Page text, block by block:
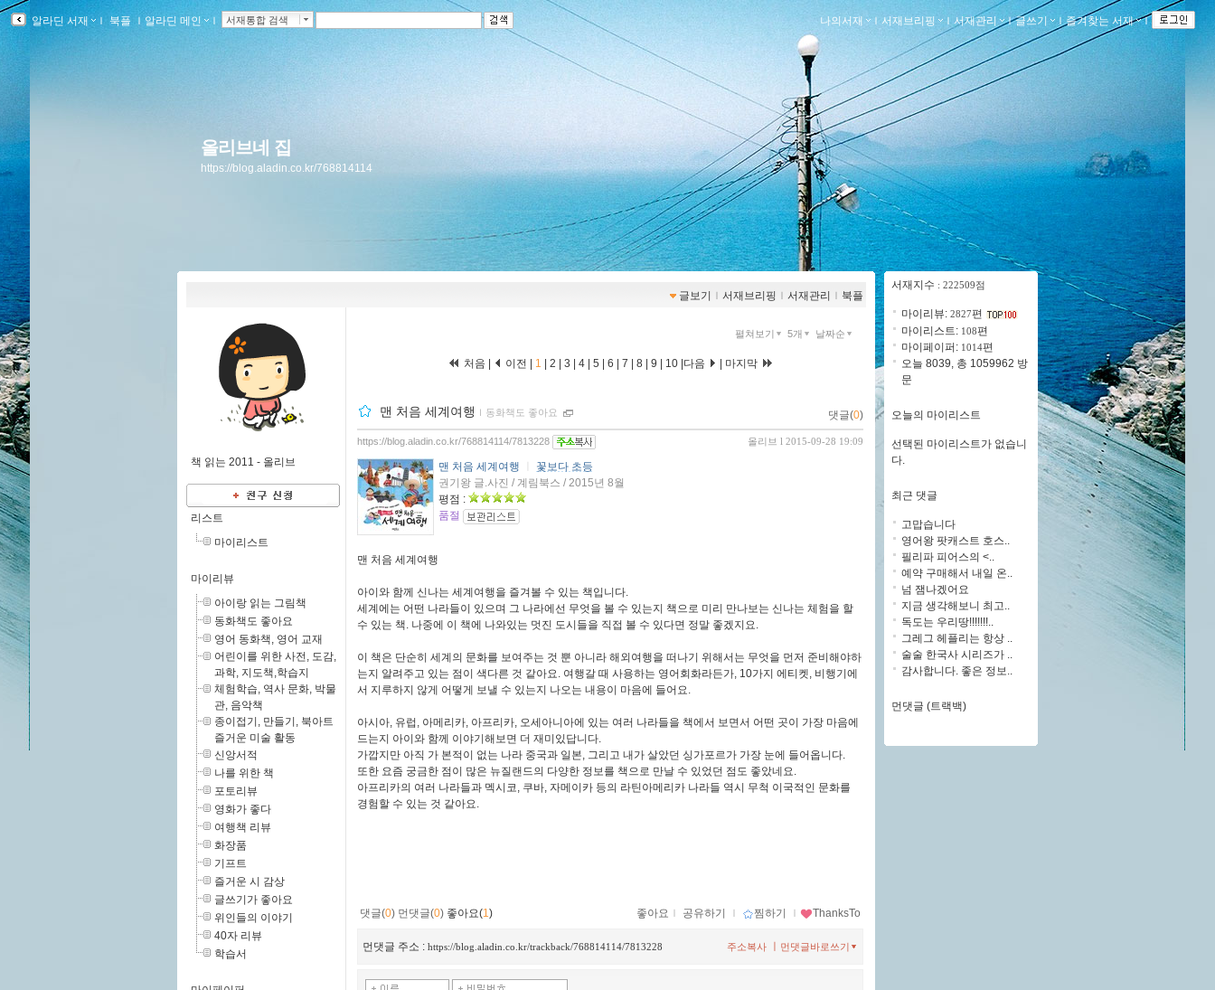
알라딘 서재 ｌ 북플 ｌ 알라딘 메인 ｌ 서재통합 검색 나의서재 ｌ 서재브리핑 ｌ 서재관리 ｌ글쓰기 ｌ즐겨찾는 서재 ｌ
올리브네 집
https://blog.aladin.co.kr/768814114
글보기 ｌ 서재브리핑 ｌ 서재관리 ｌ 북플
책 읽는 2011 - 올리브
리스트
마이리스트
마이리뷰
아이랑 읽는 그림책
동화책도 좋아요
영어 동화책, 영어 교재
어린이를 위한 사전, 도감,
과학, 지도책,학습지
체험학습, 역사 문화, 박물
관, 음악책
종이접기, 만들기, 북아트
즐거운 미술 활동
신앙서적
나를 위한 책
포토리뷰
영화가 좋다
여행책 리뷰
화장품
기프트
즐거운 시 감상
글쓰기가 좋아요
위인들의 이야기
40자 리뷰
학습서
펼쳐보기 5개 날짜순
처음 | 이전 | 1 2 3 4 5 6 7 8 9 10 다음 마지막
맨 처음 세계여행 ｌ 동화책도 좋아요 댓글(0)
올리브 l 2015-09-28 19:09
https://blog.aladin.co.kr/768814114/7813228
맨 처음 세계여행
꽃보다 초등
권기왕 글.사진 / 계림북스 / 2015년 8월
평점 :
품절
맨 처음 세계여행
아이와 함께 신나는 세계여행을 즐겨볼 수 있는 책입니다.
세계에는 어떤 나라들이 있으며 그 나라에선 무엇을 볼 수 있는지 책으로 미리 만나보는 신나는 체험을 할
수 있는 책. 나중에 이 책에 나와있는 멋진 도시들을 직접 볼 수 있다면 정말 좋겠지요.
이 책은 단순히 세계의 문화를 보여주는 것 뿐 아니라 해외여행을 떠나기 위해서는 무엇을 먼저 준비해야하
는지 알려주고 있는 점이 색다른 것 같아요. 여행갈 때 사용하는 영어회화라든가, 10가지 에티켓, 비행기에
서 지루하지 않게 어떻게 보낼 수 있는지 나오는 내용이 마음에 들어요.
아시아, 유럽, 아메리카, 아프리카, 오세아니아에 있는 여러 나라들을 책에서 보면서 어떤 곳이 가장 마음에
드는지 아이와 함께 이야기해보면 더 재미있답니다.
가깝지만 아직 가 본적이 없는 나라 중국과 일본, 그리고 내가 살았던 싱가포르가 가장 눈에 들어옵니다.
또한 요즘 궁금한 점이 많은 뉴질랜드의 다양한 정보를 책으로 만날 수 있었던 점도 좋았네요.
아프리카의 여러 나라들과 멕시코, 쿠바, 자메이카 등의 라틴아메리카 나라들 역시 무척 이국적인 문화를
경험할 수 있는 것 같아요.
댓글(0) 먼댓글(0) 좋아요(1) 좋아요 ｌ 공유하기 ｌ 찜하기 ｌ ThanksTo
먼댓글 주소 : https://blog.aladin.co.kr/trackback/768814114/7813228 먼댓글바로쓰기
주소복사
서재지수 : 222509점
마이리뷰: 2827편
마이리스트: 108편
마이페이퍼: 1014편
오늘 8039, 총 1059962 방
문
오늘의 마이리스트
선택된 마이리스트가 없습니
다.
최근 댓글
고맙습니다
영어왕 팟캐스트 호스..
필리파 피어스의 <..
예약 구매해서 내일 온..
넘 잼나겠어요
지금 생각해보니 최고..
독도는 우리땅!!!!!!!..
그레그 헤플리는 항상 ..
술술 한국사 시리즈가 ..
감사합니다. 좋은 정보..
먼댓글 (트랙백)